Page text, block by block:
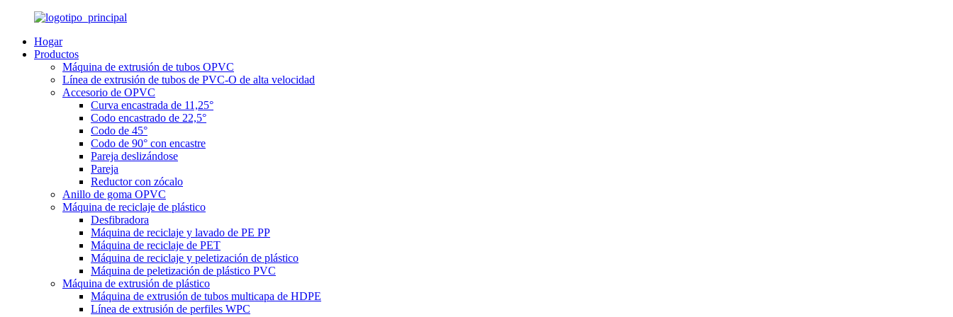
Hogar
Productos
Máquina de extrusión de tubos OPVC
Línea de extrusión de tubos de PVC-O de alta velocidad
Accesorio de OPVC
Curva encastrada de 11,25°
Codo encastrado de 22,5°
Codo de 45°
Codo de 90° con encastre
Pareja deslizándose
Pareja
Reductor con zócalo
Anillo de goma OPVC
Máquina de reciclaje de plástico
Desfibradora
Máquina de reciclaje y lavado de PE PP
Máquina de reciclaje de PET
Máquina de reciclaje y peletización de plástico
Máquina de peletización de plástico PVC
Máquina de extrusión de plástico
Máquina de extrusión de tubos multicapa de HDPE
Línea de extrusión de perfiles WPC